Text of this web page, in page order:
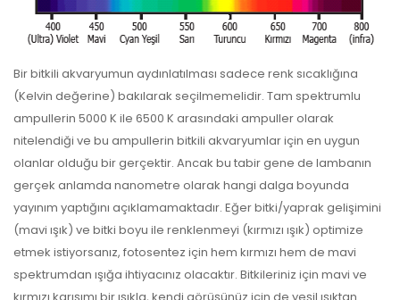
Bir bitkili akvaryumun aydınlatılması sadece renk sıcaklığına
(Kelvin değerine) bakılarak seçilmemelidir. Tam spektrumlu
ampullerin 5000 K ile 6500 K arasındaki ampuller olarak
nitelendiği ve bu ampullerin bitkili akvaryumlar için en uygun
olanlar olduğu bir gerçektir. Ancak bu tabir gene de lambanın
gerçek anlamda nanometre olarak hangi dalga boyunda
yayınım yaptığını açıklamamaktadır. Eğer bitki/yaprak gelişimini
(mavi ışık) ve bitki boyu ile renklenmeyi (kırmızı ışık) optimize
etmek istiyorsanız, fotosentez için hem kırmızı hem de mavi
spektrumdan ışığa ihtiyacınız olacaktır. Bitkileriniz için mavi ve